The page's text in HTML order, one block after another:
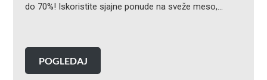
do 70%! Iskoristite sjajne ponude na sveže meso,…
POGLEDAJ